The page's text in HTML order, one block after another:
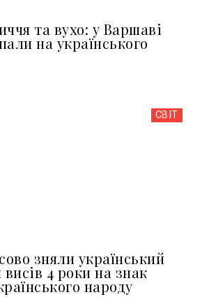
та вухо: у Варшаві
на українського
СВІТ
зняли український
4 роки на знак
народу